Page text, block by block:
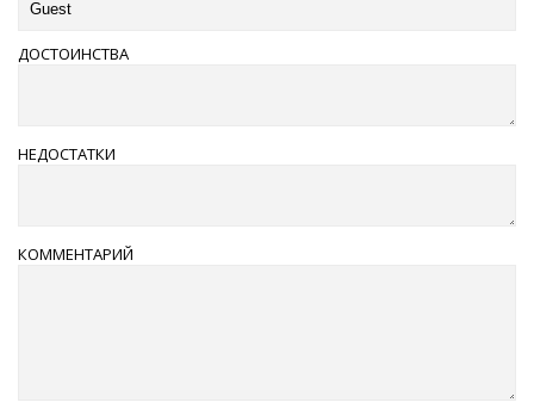
ДОСТОИНСТВА
НЕДОСТАТКИ
КОММЕНТАРИЙ